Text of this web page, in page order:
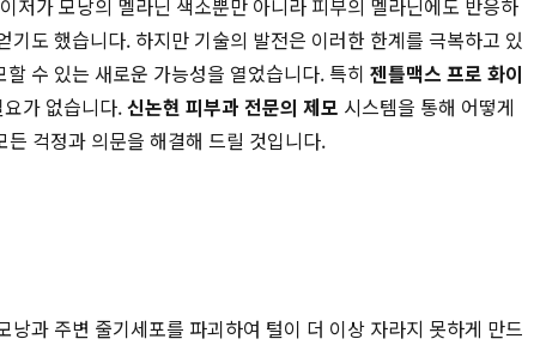
저가 모낭의 멜라닌 색소뿐만 아니라 피부의 멜라닌에도 반응하
도 했습니다. 하지만 기술의 발전은 이러한 한계를 극복하고 있
수 있는 새로운 가능성을 열었습니다. 특히 젠틀맥스 프로 화이
가 없습니다.신논현 피부과 전문의 제모 시스템을 통해 어떻게
걱정과 의문을 해결해 드릴 것입니다.
과 주변 줄기세포를 파괴하여 털이 더 이상 자라지 못하게 만드